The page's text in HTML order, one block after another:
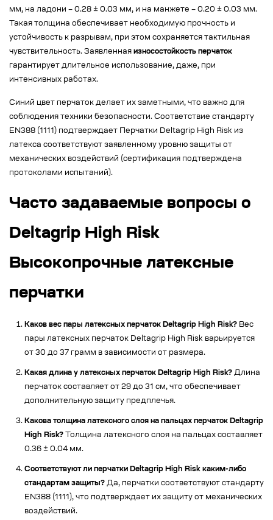
мм, на ладони – 0.28 ± 0.03 мм, и на манжете – 0.20 ± 0.03 мм.
Такая толщина обеспечивает необходимую прочность и
устойчивость к разрывам, при этом сохраняется тактильная
чувствительность. Заявленная износостойкость перчаток
гарантирует длительное использование, даже, при
интенсивных работах.
Синий цвет перчаток делает их заметными, что важно для
соблюдения техники безопасности. Соответствие стандарту
EN388 (1111) подтверждает Перчатки Deltagrip High Risk из
латекса соответствуют заявленному уровню защиты от
механических воздействий (сертификация подтверждена
протоколами испытаний).
Часто задаваемые вопросы о
Deltagrip High Risk
Высокопрочные латексные
перчатки
Каков вес пары латексных перчаток Deltagrip High Risk? Вес
пары латексных перчаток Deltagrip High Risk варьируется
от 30 до 37 грамм в зависимости от размера.
Какая длина у латексных перчаток Deltagrip High Risk? Длина
перчаток составляет от 29 до 31 см, что обеспечивает
дополнительную защиту предплечья.
Какова толщина латексного слоя на пальцах перчаток Deltagrip
High Risk? Толщина латексного слоя на пальцах составляет
0.36 ± 0.04 мм.
Соответствуют ли перчатки Deltagrip High Risk каким-либо
стандартам защиты? Да, перчатки соответствуют стандарту
EN388 (1111), что подтверждает их защиту от механических
воздействий.